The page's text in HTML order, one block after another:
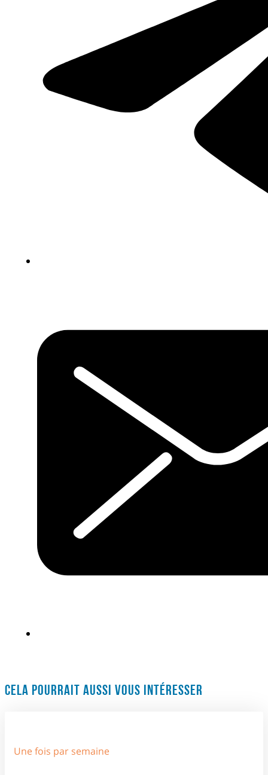
CELA POURRAIT AUSSI VOUS INTÉRESSER
Une fois par semaine